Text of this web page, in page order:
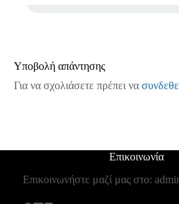
Υποβολή απάντησης
Για να σχολιάσετε πρέπει να
Επικοινωνία
Επικοινωνήστε μαζί μας στο: